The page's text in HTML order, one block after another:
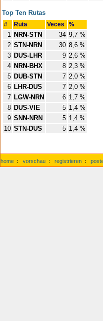
Top Ten Rutas
# Ruta Veces %
1 NRN-STN 34 9,7 %
2 STN-NRN 30 8,6 %
3 DUS-LHR 9 2,6 %
4 NRN-BHX 8 2,3 %
5 DUB-STN 7 2,0 %
6 LHR-DUS 7 2,0 %
7 LGW-NRN 6 1,7 %
8 DUS-VIE 5 1,4 %
9 SNN-NRN 5 1,4 %
10 STN-DUS 5 1,4 %
home : vorschau : registrieren :